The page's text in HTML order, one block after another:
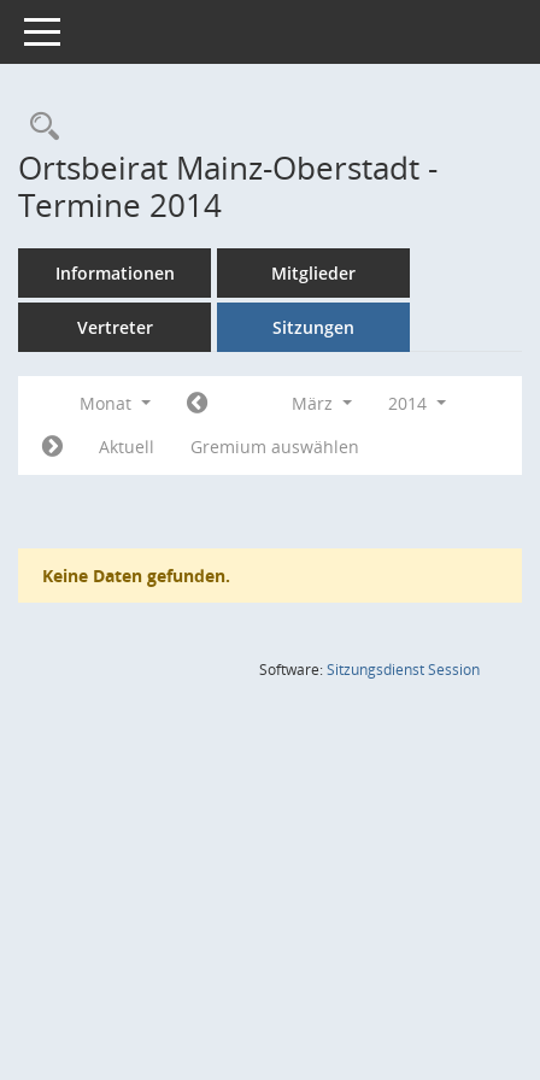
Toggle navigation
Rechercheauswahl
Ortsbeirat Mainz-Oberstadt -
Termine 2014
Informationen Mitglieder
Vertreter Sitzungen
Monat März
2014
Aktuell
Gremium auswählen
Keine Daten gefunden.
Software:SitzungsdienstSession(Wird in